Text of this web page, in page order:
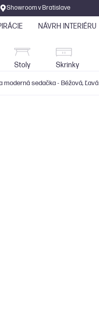
Showroom v Bratislave
Sedačky
NÁVRH INTERIÉRU
Stoly Skrinky
moderná sedačka - Béžová, Ľavá